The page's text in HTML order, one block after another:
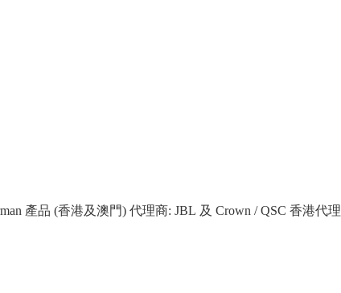
產品 (香港及澳門) 代理商: JBL 及 Crown / QSC 香港代理